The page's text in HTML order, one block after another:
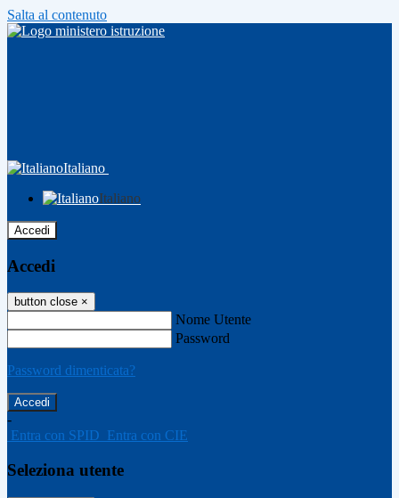
Salta al contenuto
Italiano
Italiano
Accedi
Accedi
button close ×
Nome Utente
Password
Password dimenticata?
-
Entra con SPID Entra con CIE
Seleziona utente